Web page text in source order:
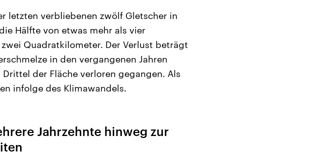
letzten verbliebenen zwölf Gletscher in
Hälfte von etwas mehr als vier
Quadratkilometer. Der Verlust beträgt
in den vergangenen Jahren
der Fläche verloren gegangen. Als
infolge des Klimawandels.
Jahrzehnte hinweg zur